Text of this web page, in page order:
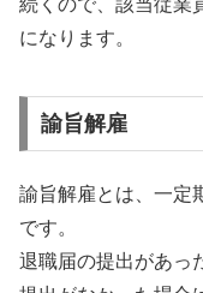
続くので、該当従業
になります。
諭旨解雇
諭旨解雇とは、一定
です。
退職届の提出があっ